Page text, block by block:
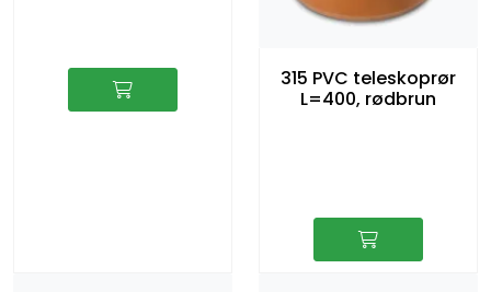
315 PVC teleskoprør
L=400, rødbrun